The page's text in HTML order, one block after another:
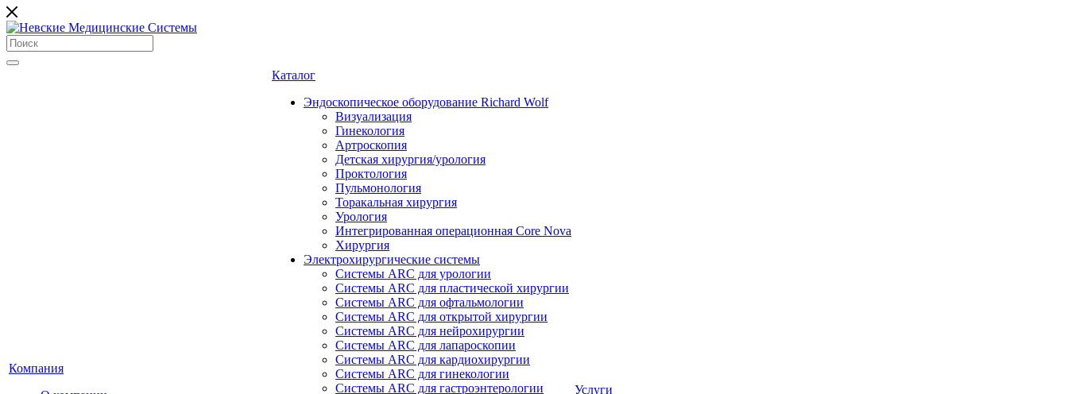
Компания
Каталог
Эндоскопическое оборудование Richard Wolf
Визуализация
Гинекология
Артроскопия
Детская хирургия/урология
Проктология
Пульмонология
Торакальная хирургия
Урология
Интегрированная операционная Core Nova
Хирургия
Электрохирургические системы
Системы ARC для урологии
Системы ARC для пластической хирургии
Системы ARC для офтальмологии
Системы ARC для открытой хирургии
Системы ARC для нейрохирургии
Системы ARC для лапароскопии
Системы ARC для кардиохирургии
Системы ARC для гинекологии
Системы ARC для гастроэнтерологии
Услуги